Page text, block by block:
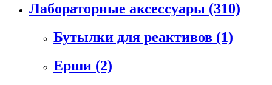
Лабораторные аксессуары (310)
Бутылки для реактивов (1)
Ерши (2)